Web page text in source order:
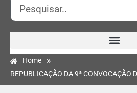
Home »
REPUBLICAÇÃO DA 9ª CONVOCAÇÃO